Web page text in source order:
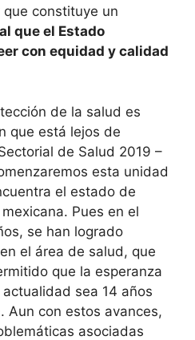
que constituye un
que el Estado
con equidad y calidad
de la salud es
que está lejos de
de Salud 2019 –
esta unidad
el estado de
Pues en el
se han logrado
el área de salud, que
que la esperanza
sea 14 años
Aun con estos avances,
asociadas